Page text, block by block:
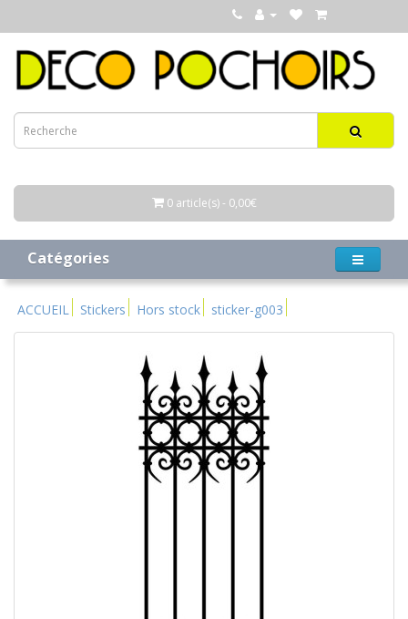
0 article(s) - 0,00€
Catégories
ACCUEIL Stickers Hors stock sticker-g003